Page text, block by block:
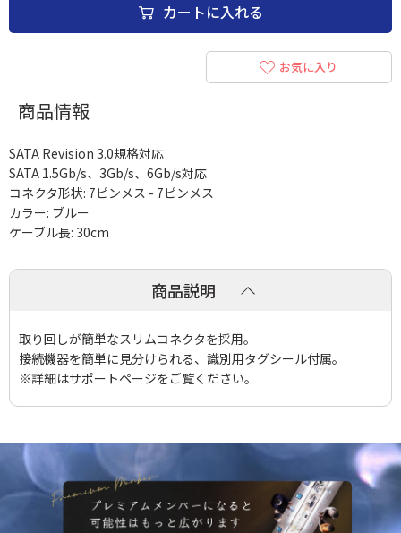
カートに入れる
お気に入り
商品情報
SATA Revision 3.0規格対応
SATA 1.5Gb/s、3Gb/s、6Gb/s対応
コネクタ形状: 7ピンメス - 7ピンメス
カラー: ブルー
ケーブル長: 30cm
商品説明
取り回しが簡単なスリムコネクタを採用。
接続機器を簡単に見分けられる、識別用タグシール付属。
※詳細はサポートページをご覧ください。